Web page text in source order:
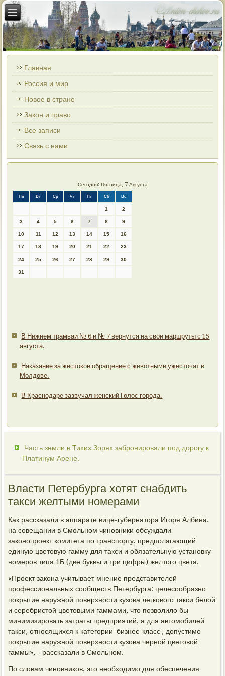
Главная
Россия и мир
Новое в стране
Закон и право
Все записи
Связь с нами
Сегодня: Пятница, 7 Августа
Пн Вт Ср Чт Пт Сб Вс
1 2
3 4 5 6 7 8 9
10 11 12 13 14 15 16
17 18 19 20 21 22 23
24 25 26 27 28 29 30
31
В Нижнем трамваи № 6 и № 7 вернутся на свои маршруты с 15
августа.
Наказание за жестокое обращение с животными ужесточат в
Молдове.
В Краснодаре зазвучал женский Голос города.
Часть земли в Тихих Зорях забронировали под дорогу к
Платинум Арене.
Власти Петербурга хотят снабдить
такси желтыми номерами
Как рассказали в аппарате вице-губернатора Игоря Албина,
на совещании в Смольном чиновники обсуждали
законопроект комитета по транспорту, предполагающий
единую цветовую гамму для такси и обязательную установку
номеров типа 1Б (две буквы и три цифры) желтого цвета.
«Проект закона учитывает мнение представителей
профессиональных сообществ Петербурга: целесообразно
покрытие наружной поверхности кузова легкового такси белой
и серебристой цветовыми гаммами, что позволило бы
минимизировать затраты предприятий, а для автомобилей
такси, относящихся к категории 'бизнес-класс', допустимо
покрытие наружной поверхности кузова черной цветовой
гаммы», - рассказали в Смольном.
По словам чиновников, это необходимо для обеспечения